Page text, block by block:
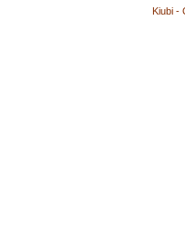
Kiubi -